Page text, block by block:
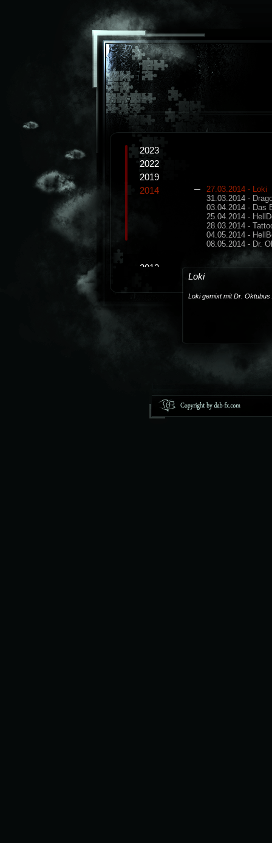
Loki
Loki gemixt mit Dr. Oktubus
2023
2022
2019
2014
27.03.2014 - Loki
31.03.2014 -
03.04.2014 - Das
25.04.2014 -
28.03.2014 -
04.05.2014 -
08.05.2014 - Dr.
2013
2008